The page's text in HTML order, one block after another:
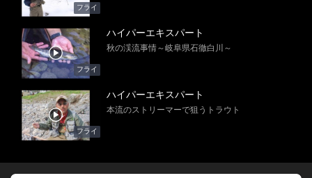
フライ
フライ
ハイパーエキスパート
秋の渓流事情～岐阜県石徹白川～
フライ
ハイパーエキスパート
本流のストリーマーで狙うトラウト